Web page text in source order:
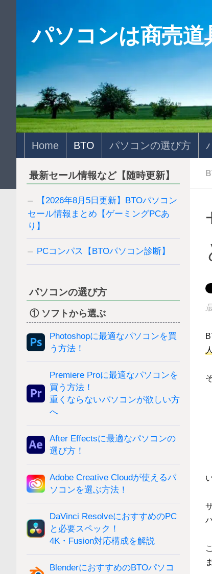
パソコンは商売道
Home BTO パソコンの選び方
最新セール情報など【随時更新】
【2026年8月5日更新】BTOパソコン
セール情報まとめ【ゲーミングPCあ
り】
PCコンパス【BTOパソコン診断】
パソコンの選び方
① ソフトから選ぶ
Photoshopに最適なパソコンを買
う方法！
Premiere Proに最適なパソコンを
買う方法！
重くならないパソコンが欲しい方
へ
After Effectsに最適なパソコンの
選び方！
Adobe Creative Cloudが使えるパ
ソコンを選ぶ方法！
DaVinci ResolveにおすすめのPC
と必要スペック！
4K・Fusion対応構成を解説
BlenderにおすすめのBTOパソコ